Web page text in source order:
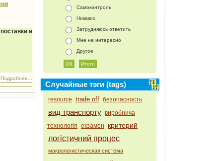
и
Подробнее...
Самоконтроль
Никаких
Затрудняюсь ответить
Мне не интересно
Другое
Случайные тэги (tags)
resource trade off безопасность
вид транспорту виробнича
технологія екзамен критерий
логістичний процес
макрологистическая система